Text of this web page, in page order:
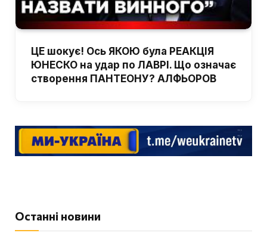
ЦЕ шокує! Ось ЯКОЮ була РЕАКЦІЯ
ЮНЕСКО на удар по ЛАВРІ. Що означає
створення ПАНТЕОНУ? АЛФЬОРОВ
Останні новини